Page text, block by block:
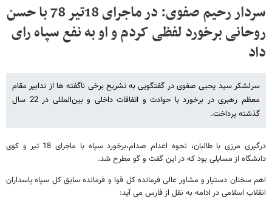
سردار رحیم صفوی: در ماجرای 18تیر 78 با حسن
روحانی برخورد لفظی کردم و او به نفع سپاه رای
داد
سرلشکر سید یحیی صفوی در گفتگویی به تشریح برخی ناگفته ها از تدابیر مقام
معظم رهبری در برخورد با حوادث و اتفاقات داخلی و بین‌المللی در 22 سال
گذشته پرداخت.
درگیری مرزی با طالبان، نحوه اعدام صدام،برخورد سپاه با ماجرای 18 تیر و کوی
دانشگاه از مسایلی بود که در این گفت و گو مطرح شد.
اهم سخنان دستیار و مشاور عالی فرمانده کل قوا و فرمانده سابق کل سپاه پاسداران
انقلاب اسلامی در ادامه به نقل از فارس می آید: